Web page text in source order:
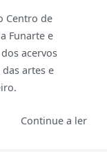
Centro de
Funarte e
acervos
artes e
Continue a ler